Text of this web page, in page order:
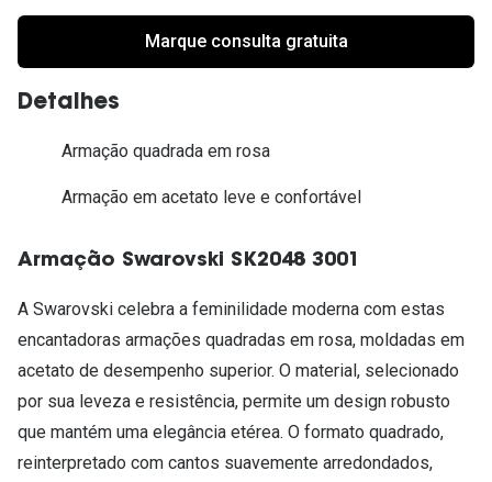
Marque consulta gratuita
Detalhes
Armação quadrada em rosa
Armação em acetato leve e confortável
Armação Swarovski SK2048 3001
A Swarovski celebra a feminilidade moderna com estas
encantadoras armações quadradas em rosa, moldadas em
acetato de desempenho superior. O material, selecionado
por sua leveza e resistência, permite um design robusto
que mantém uma elegância etérea. O formato quadrado,
reinterpretado com cantos suavemente arredondados,